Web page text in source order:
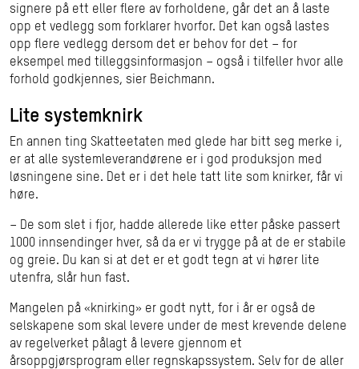
signere på ett eller flere av forholdene, går det an å laste
opp et vedlegg som forklarer hvorfor. Det kan også lastes
opp flere vedlegg dersom det er behov for det – for
eksempel med tilleggsinformasjon – også i tilfeller hvor alle
forhold godkjennes, sier Beichmann.
Lite systemknirk
En annen ting Skatteetaten med glede har bitt seg merke i,
er at alle systemleverandørene er i god produksjon med
løsningene sine. Det er i det hele tatt lite som knirker, får vi
høre.
– De som slet i fjor, hadde allerede like etter påske passert
1000 innsendinger hver, så da er vi trygge på at de er stabile
og greie. Du kan si at det er et godt tegn at vi hører lite
utenfra, slår hun fast.
Mangelen på «knirking» er godt nytt, for i år er også de
selskapene som skal levere under de mest krevende delene
av regelverket pålagt å levere gjennom et
årsoppgjørsprogram eller regnskapssystem. Selv for de aller